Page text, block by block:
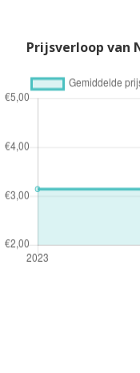
Prijsverloop van